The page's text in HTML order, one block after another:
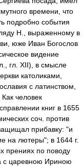
времени, что
подробно события
Н., выраженному в
юже Иван Богослов
видение
гл. XII), в смысле
католиками,
с латинством,
Как человек
книг в 1655
соч. против
прибавку: "и
на лютеры"; в 1644 г.
прениях по поводу
с царевною Ириною